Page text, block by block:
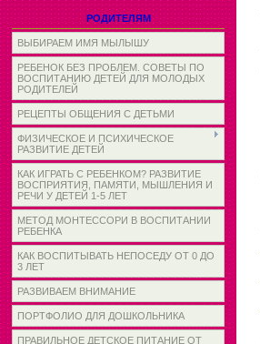
РОДИТЕЛЯМ
ВЫБИРАЕМ ИМЯ МЫЛЫШУ
РЕБЕНОК БЕЗ ПРОБЛЕМ. СОВЕТЫ ПО
ВОСПИТАНИЮ ДЕТЕЙ ДЛЯ МОЛОДЫХ
РОДИТЕЛЕЙ
РЕЦЕПТЫ ОБЩЕНИЯ С ДЕТЬМИ
ФИЗИЧЕСКОЕ И ПСИХИЧЕСКОЕ
РАЗВИТИЕ ДЕТЕЙ
КАК ИГРАТЬ С РЕБЕНКОМ? РАЗВИТИЕ
ВОСПРИЯТИЯ, ПАМЯТИ, МЫШЛЕНИЯ И
РЕЧИ У ДЕТЕЙ 1-5 ЛЕТ
МЕТОД МОНТЕССОРИ В ВОСПИТАНИИ
РЕБЕНКА
КАК ВОСПИТЫВАТЬ НЕПОСЕДУ ОТ 0 ДО
3 ЛЕТ
РАЗВИВАЕМ ВНИМАНИЕ
ПОРТФОЛИО ДЛЯ ДОШКОЛЬНИКА
ПРАВИЛЬНОЕ ДЕТСКОЕ ПИТАНИЕ ОТ